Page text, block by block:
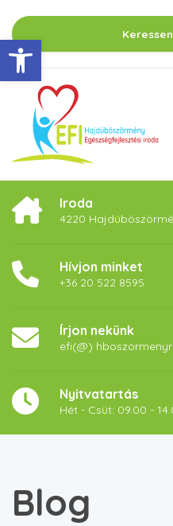
Eszköztár
Iroda
4220
Hívjon minket
+36 20 522 8595
Írjon nekünk
efi(@)
Nyitvatartás
Hét - Csüt: 09.00 -
Blog